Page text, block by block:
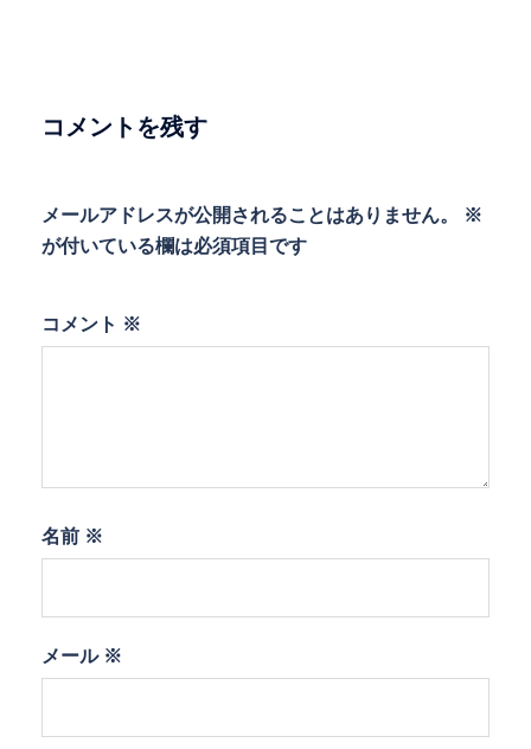
ンコメントを残す
メールアドレスが公開されることはありません。
※
が付いている欄は必須項目です
コメント ※
名前 ※
メール ※